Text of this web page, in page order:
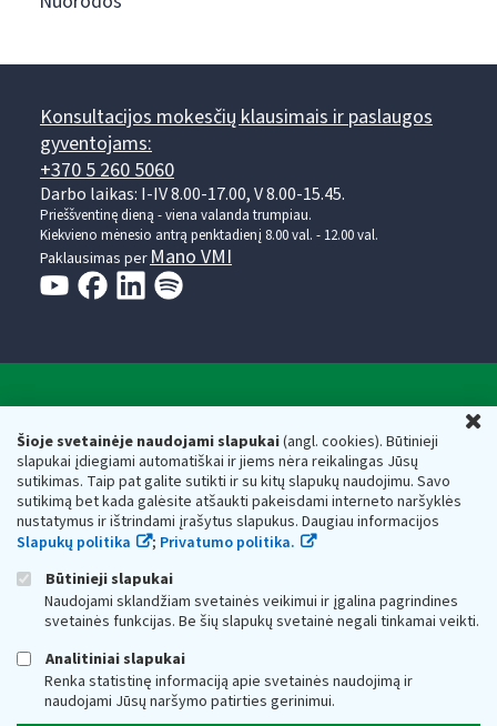
Šioje svetainėje naudojami slapukai(angl. cookies). Būtinieji
slapukai įdiegiami automatiškai ir jiems nėra reikalingas Jūsų
sutikimas. Taip pat galite sutikti ir su kitų slapukų naudojimu. Savo
sutikimą bet kada galėsite atšaukti pakeisdami interneto naršyklės
nustatymus ir ištrindami įrašytus slapukus. Daugiau informacijos
Slapukų politika
; Privatumo politika.
Būtinieji slapukai
Naudojami sklandžiam svetainės veikimui ir įgalina pagrindines
svetainės funkcijas. Be šių slapukų svetainė negali tinkamai veikti.
Analitiniai slapukai
Renka statistinę informaciją apie svetainės naudojimą ir
naudojami Jūsų naršymo patirties gerinimui.
Konsultacijos mokesčių klausimais ir paslaugos
gyventojams:
+370 5 260 5060
Darbo laikas: I-IV 8.00-17.00, V 8.00-15.45.
Prieššventinę dieną - viena valanda trumpiau.
Kiekvieno mėnesio antrą penktadienį 8.00 val. - 12.00 val.
Paklausimas per Mano VMI
Respublikos finansų ministerijos
Biudžetinė įstaiga. Juridinio asmens kodas — 188659752,
adresas: Vasario 16-osios g. 14, 01107 Vilnius, Lietuva, el.paštas:
vmi@vmi.lt, E. pristatymo dėžutės adresas 188659752
Duomenys apie Valstybinę mokesčių inspekciją prie Lietuvos
Respublikos finansų ministerijos kaupiami ir saugomi Juridinių